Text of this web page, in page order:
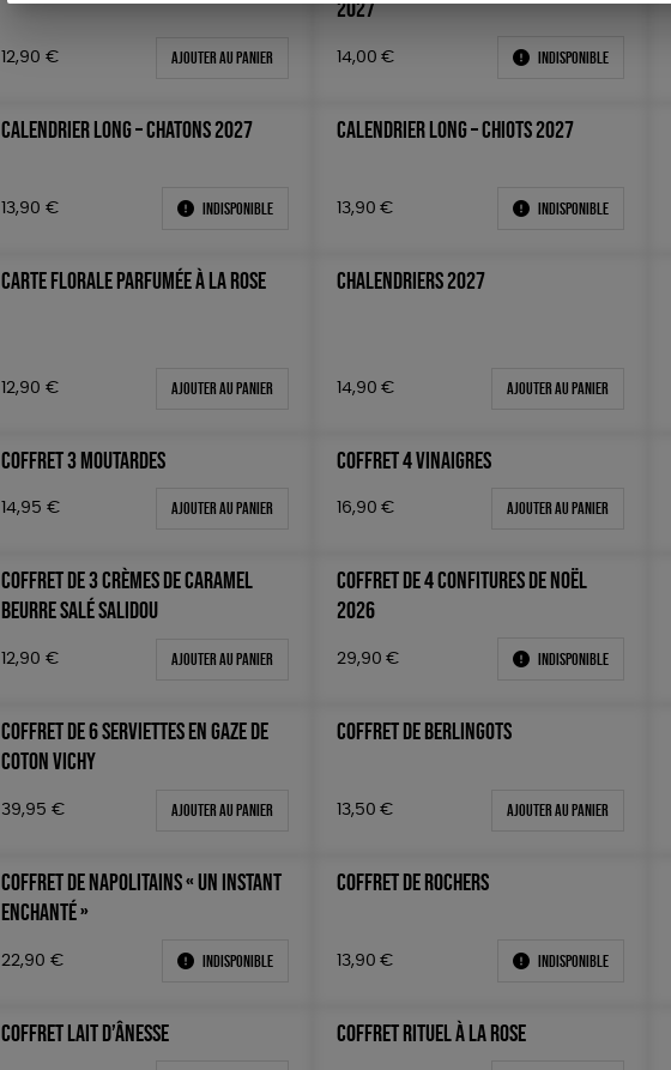
12,90 € Ajouter au panier
2027
14,00 € Indisponible
CALENDRIER LONG – CHATONS 2027
13,90 € Indisponible
CALENDRIER LONG – CHIOTS 2027
13,90 € Indisponible
CARTE FLORALE PARFUMÉE À LA ROSE
12,90 € Ajouter au panier
CHALENDRIERS 2027
14,90 € Ajouter au panier
COFFRET 3 MOUTARDES
14,95 € Ajouter au panier
COFFRET 4 VINAIGRES
16,90 € Ajouter au panier
COFFRET DE 3 CRÈMES DE CARAMEL
BEURRE SALÉ SALIDOU
12,90 € Ajouter au panier
COFFRET DE 4 CONFITURES DE NOËL
2026
29,90 € Indisponible
COFFRET DE 6 SERVIETTES EN GAZE DE
COTON VICHY
39,95 € Ajouter au panier
COFFRET DE BERLINGOTS
13,50 € Ajouter au panier
COFFRET DE NAPOLITAINS « UN INSTANT
ENCHANTÉ »
22,90 € Indisponible
COFFRET DE ROCHERS
13,90 € Indisponible
COFFRET LAIT D’ÂNESSE COFFRET RITUEL À LA ROSE